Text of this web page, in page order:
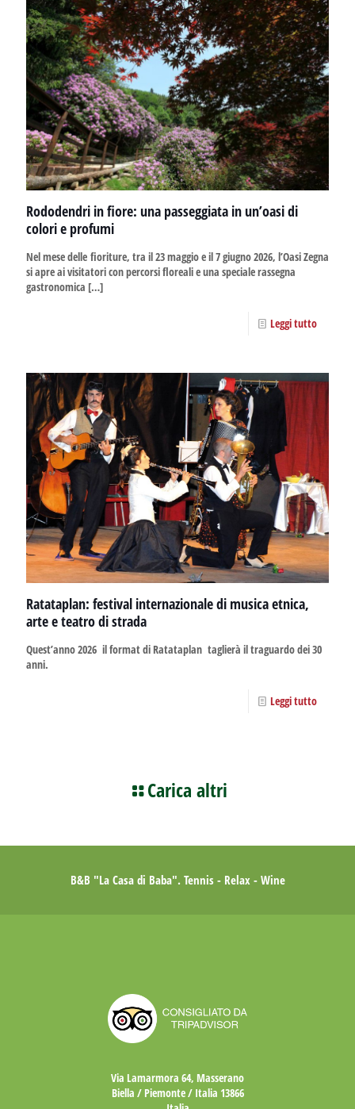
Rododendri in fiore: una passeggiata in un’oasi di
colori e profumi
Nel mese delle fioriture, tra il 23 maggio e il 7 giugno 2026, l’Oasi Zegna
si apre ai visitatori con percorsi floreali e una speciale rassegna
gastronomica […]
Leggi tutto
Ratataplan: festival internazionale di musica etnica,
arte e teatro di strada
Quest’anno 2026 il format di Ratataplan taglierà il traguardo dei 30
anni.
Leggi tutto
Carica altri
B&B "La Casa di Baba". Tennis - Relax - Wine
Via Lamarmora 64, Masserano
Biella / Piemonte / Italia 13866